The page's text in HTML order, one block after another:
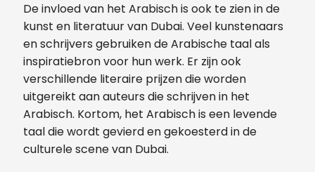
De invloed van het Arabisch is ook te zien in de
kunst en literatuur van Dubai. Veel kunstenaars
en schrijvers gebruiken de Arabische taal als
inspiratiebron voor hun werk. Er zijn ook
verschillende literaire prijzen die worden
uitgereikt aan auteurs die schrijven in het
Arabisch. Kortom, het Arabisch is een levende
taal die wordt gevierd en gekoesterd in de
culturele scene van Dubai.